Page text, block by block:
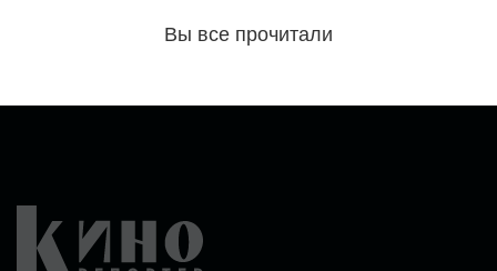
Вы все прочитали